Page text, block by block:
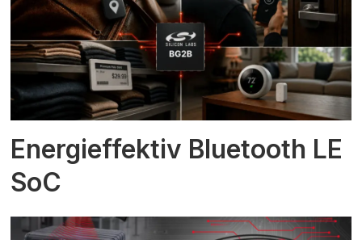
Energieffektiv Bluetooth LE
SoC